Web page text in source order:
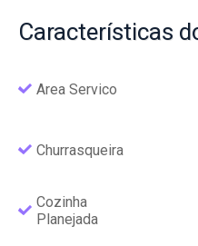
Características
Area Servico
Churrasqueira
Cozinha
Planejada